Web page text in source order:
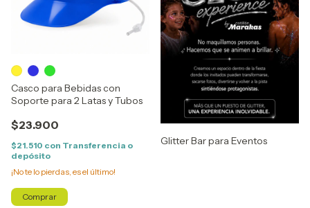
Casco para Bebidas con
Soporte para 2 Latas y Tubos
$23.900
$21.510 con Transferencia o
depósito
¡No te lo pierdas, es el último!
Comprar
Glitter Bar para Eventos